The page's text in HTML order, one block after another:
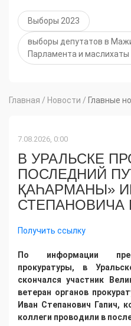
Выборы 2023
выборы депутатов в
Парламента и маслихаты
Главная / Новости / Главные
7.08.2026, 0:00
В УРАЛЬСКЕ
ПОСЛЕДНИЙ
ҚАҺАРМАНЫ»
СТЕПАНОВИЧА
Получить ссылку
По информации
прокуратуры, в
скончался участник
ветеран органов
Иван Степанович Гапич,
коллеги проводили в